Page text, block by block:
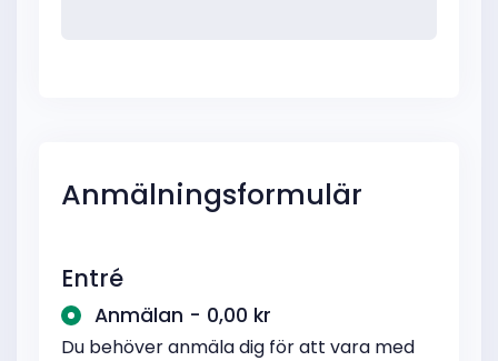
Anmälningsformulär
Entré
Anmälan - 0,00 kr
Du behöver anmäla dig för att vara med